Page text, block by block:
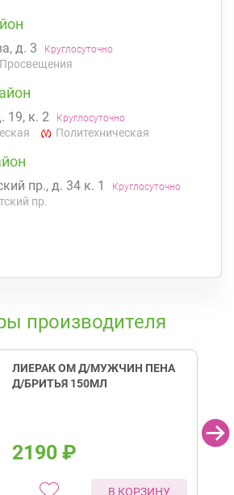
д. 3 Круглосуточно
19, к. 2 Круглосуточно
Политехническая
пр., д. 34 к. 1 Круглосуточно
пр.
производителя
ЛИЕРАК ОМ Д/МУЖЧИН ПЕНА
Д/БРИТЬЯ 150МЛ
2190 ₽
В КОРЗИНУ